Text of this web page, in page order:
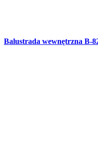
Balustrada zewnętrzna B-80